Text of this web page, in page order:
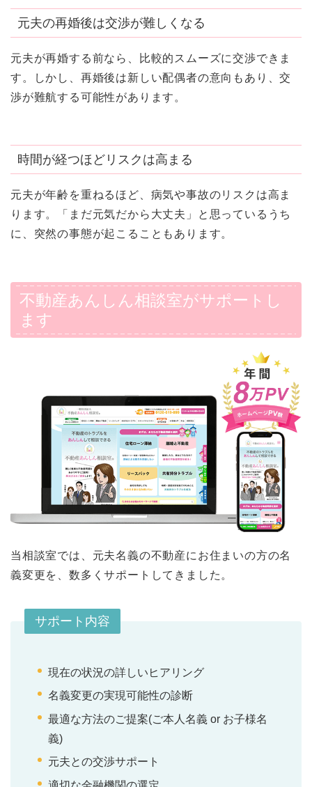
元夫の再婚後は交渉が難しくなる
元夫が再婚する前なら、比較的スムーズに交渉できま
す。しかし、再婚後は新しい配偶者の意向もあり、交
渉が難航する可能性があります。
時間が経つほどリスクは高まる
元夫が年齢を重ねるほど、病気や事故のリスクは高ま
ります。「まだ元気だから大丈夫」と思っているうち
に、突然の事態が起こることもあります。
不動産あんしん相談室がサポートし
ます
当相談室では、元夫名義の不動産にお住まいの方の名
義変更を、数多くサポートしてきました。
サポート内容
現在の状況の詳しいヒアリング
名義変更の実現可能性の診断
最適な方法のご提案(ご本人名義 or お子様名
義)
元夫との交渉サポート